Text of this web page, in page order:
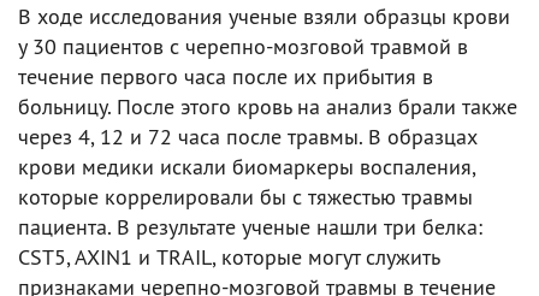
В ходе исследования ученые взяли образцы крови
у 30 пациентов с черепно-мозговой травмой в
течение первого часа после их прибытия в
больницу. После этого кровь на анализ брали также
через 4, 12 и 72 часа после травмы. В образцах
крови медики искали биомаркеры воспаления,
которые коррелировали бы с тяжестью травмы
пациента. В результате ученые нашли три белка:
CST5, AXIN1 и TRAIL, которые могут служить
признаками черепно-мозговой травмы в течение